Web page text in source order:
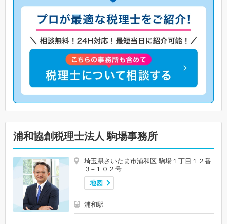
浦和協創税理士法人 駒場事務所
埼玉県さいたま市浦和区 駒場１丁目１２番
３−１０２号
地図
浦和駅